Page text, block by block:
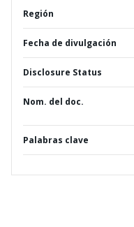
Región
Fecha de divulgación
Disclosure Status
Nom. del doc.
Palabras clave